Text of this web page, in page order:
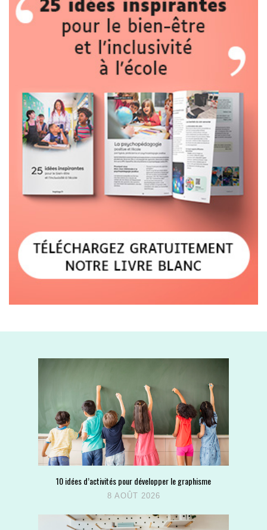
10 idées d’activités pour développer le graphisme
8 AOÛT 2026